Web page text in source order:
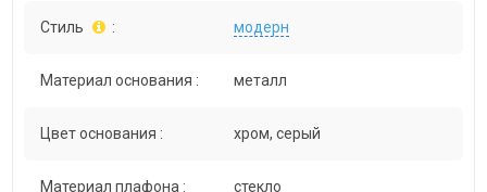
Стиль : модерн
Материал основания : металл
Цвет основания : хром, серый
Материал плафона : стекло